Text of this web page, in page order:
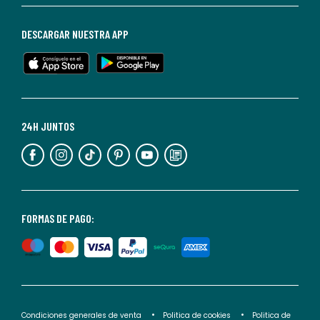
de
en
cualquier
Para
información,
puedes
nuestra
de
privacidad</2>.
FORMAS DE PAGO:
24H JUNTOS
DESCARGAR NUESTRA APP
Condiciones generales de venta Politica de cookies Politica de